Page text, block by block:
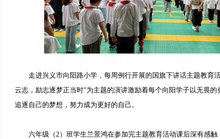
走进兴义市向阳路小学，每周例行开展的国旗下讲话主题教育
云志，励志逐梦正当时”为主题的演讲激励着每个向阳学子以无畏
追逐自己的梦想，努力成为更好的自己。
六年级（2）班学生兰景鸿在参加完主题教育活动课后深有感触